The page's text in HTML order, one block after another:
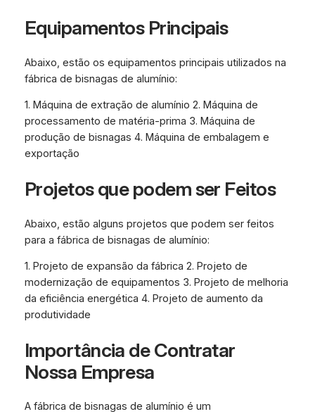
Equipamentos Principais
Abaixo, estão os equipamentos principais utilizados na
fábrica de bisnagas de alumínio:
1. Máquina de extração de alumínio 2. Máquina de
processamento de matéria-prima 3. Máquina de
produção de bisnagas 4. Máquina de embalagem e
exportação
Projetos que podem ser Feitos
Abaixo, estão alguns projetos que podem ser feitos
para a fábrica de bisnagas de alumínio:
1. Projeto de expansão da fábrica 2. Projeto de
modernização de equipamentos 3. Projeto de melhoria
da eficiência energética 4. Projeto de aumento da
produtividade
Importância de Contratar
Nossa Empresa
A fábrica de bisnagas de alumínio é um